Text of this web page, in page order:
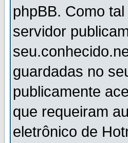
phpBB. Como
servidor
guardadas no
publicamente
que requeiram
eletrônico de